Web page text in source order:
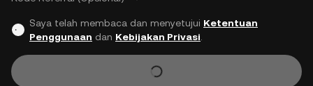
Saya telah membaca dan menyetujui Ketentuan
Penggunaan dan Kebijakan Privasi